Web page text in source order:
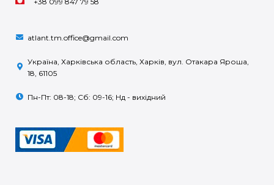
atlant.tm.office@gmail.com
Україна, Харківська область, Харків, вул. Отакара Яроша,
18, 61105
Пн-Пт: 08-18; Сб: 09-16; Нд - вихідний